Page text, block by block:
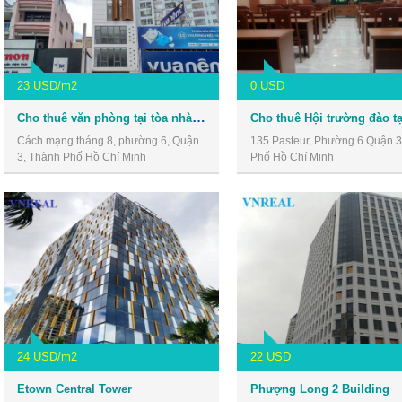
23 USD/m2
Cho thuê văn phòng tại tòa nhà số 30 Cách Mạng Tháng 8, Quận 3
Cách mạng tháng 8, phường 6, Quận
3, Thành Phố Hồ Chí Minh
0 USD
135 Pasteur, Phường 6 Quận
Phố Hồ Chí Minh
24 USD/m2
Etown Central Tower
22 USD
Phượng Long 2 Building